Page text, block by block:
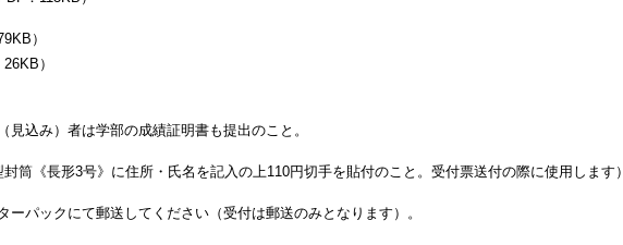
）
）
見込み）者は学部の成績証明書も提出のこと。
筒《長形3号》に住所・氏名を記入の上110円切手を貼付のこと。受付票送付の際に使用します）
ーパックにて郵送してください（受付は郵送のみとなります）。